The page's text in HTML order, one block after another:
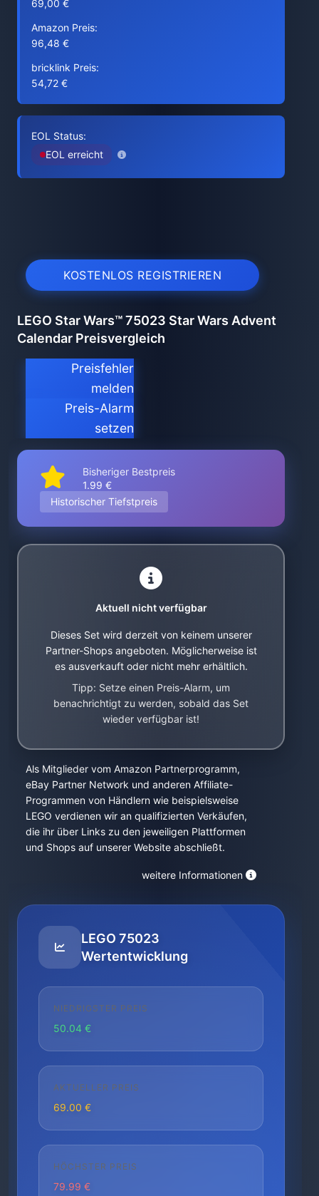
69,00 €
Amazon Preis:
96,48 €
bricklink Preis:
54,72 €
EOL Status:
EOL erreicht
KOSTENLOS REGISTRIEREN
LEGO Star Wars™ 75023 Star Wars Advent
Calendar Preisvergleich
Preisfehler
melden
Preis-Alarm
setzen
Bisheriger Bestpreis
1.99 €
Historischer Tiefstpreis
Aktuell nicht verfügbar
Dieses Set wird derzeit von keinem unserer
Partner-Shops angeboten. Möglicherweise ist
es ausverkauft oder nicht mehr erhältlich.
Tipp: Setze einen Preis-Alarm, um
benachrichtigt zu werden, sobald das Set
wieder verfügbar ist!
Als Mitglieder vom Amazon Partnerprogramm,
eBay Partner Network und anderen Affiliate-
Programmen von Händlern wie beispielsweise
LEGO verdienen wir an qualifizierten Verkäufen,
die ihr über Links zu den jeweiligen Plattformen
und Shops auf unserer Website abschließt.
weitere Informationen
LEGO 75023
Wertentwicklung
NIEDRIGSTER PREIS
50.04 €
AKTUELLER PREIS
69.00 €
HÖCHSTER PREIS
79.99 €